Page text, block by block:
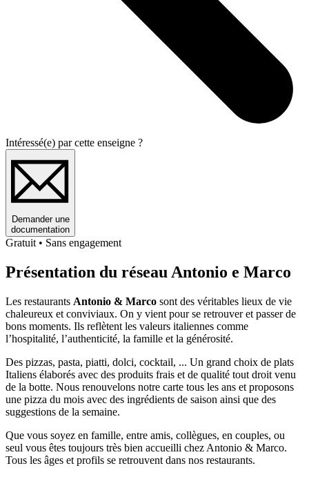
Intéressé(e) par cette enseigne ?
Demander une
documentation
Gratuit • Sans engagement
Présentation du réseau Antonio e Marco
Les restaurants Antonio & Marco sont des véritables lieux de vie
chaleureux et conviviaux. On y vient pour se retrouver et passer de
bons moments. Ils reflètent les valeurs italiennes comme
l’hospitalité, l’authenticité, la famille et la générosité.
Des pizzas, pasta, piatti, dolci, cocktail, ... Un grand choix de plats
Italiens élaborés avec des produits frais et de qualité tout droit venu
de la botte. Nous renouvelons notre carte tous les ans et proposons
une pizza du mois avec des ingrédients de saison ainsi que des
suggestions de la semaine.
Que vous soyez en famille, entre amis, collègues, en couples, ou
seul vous êtes toujours très bien accueilli chez Antonio & Marco.
Tous les âges et profils se retrouvent dans nos restaurants.